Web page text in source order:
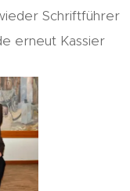
Schriftführer
erneut Kassier